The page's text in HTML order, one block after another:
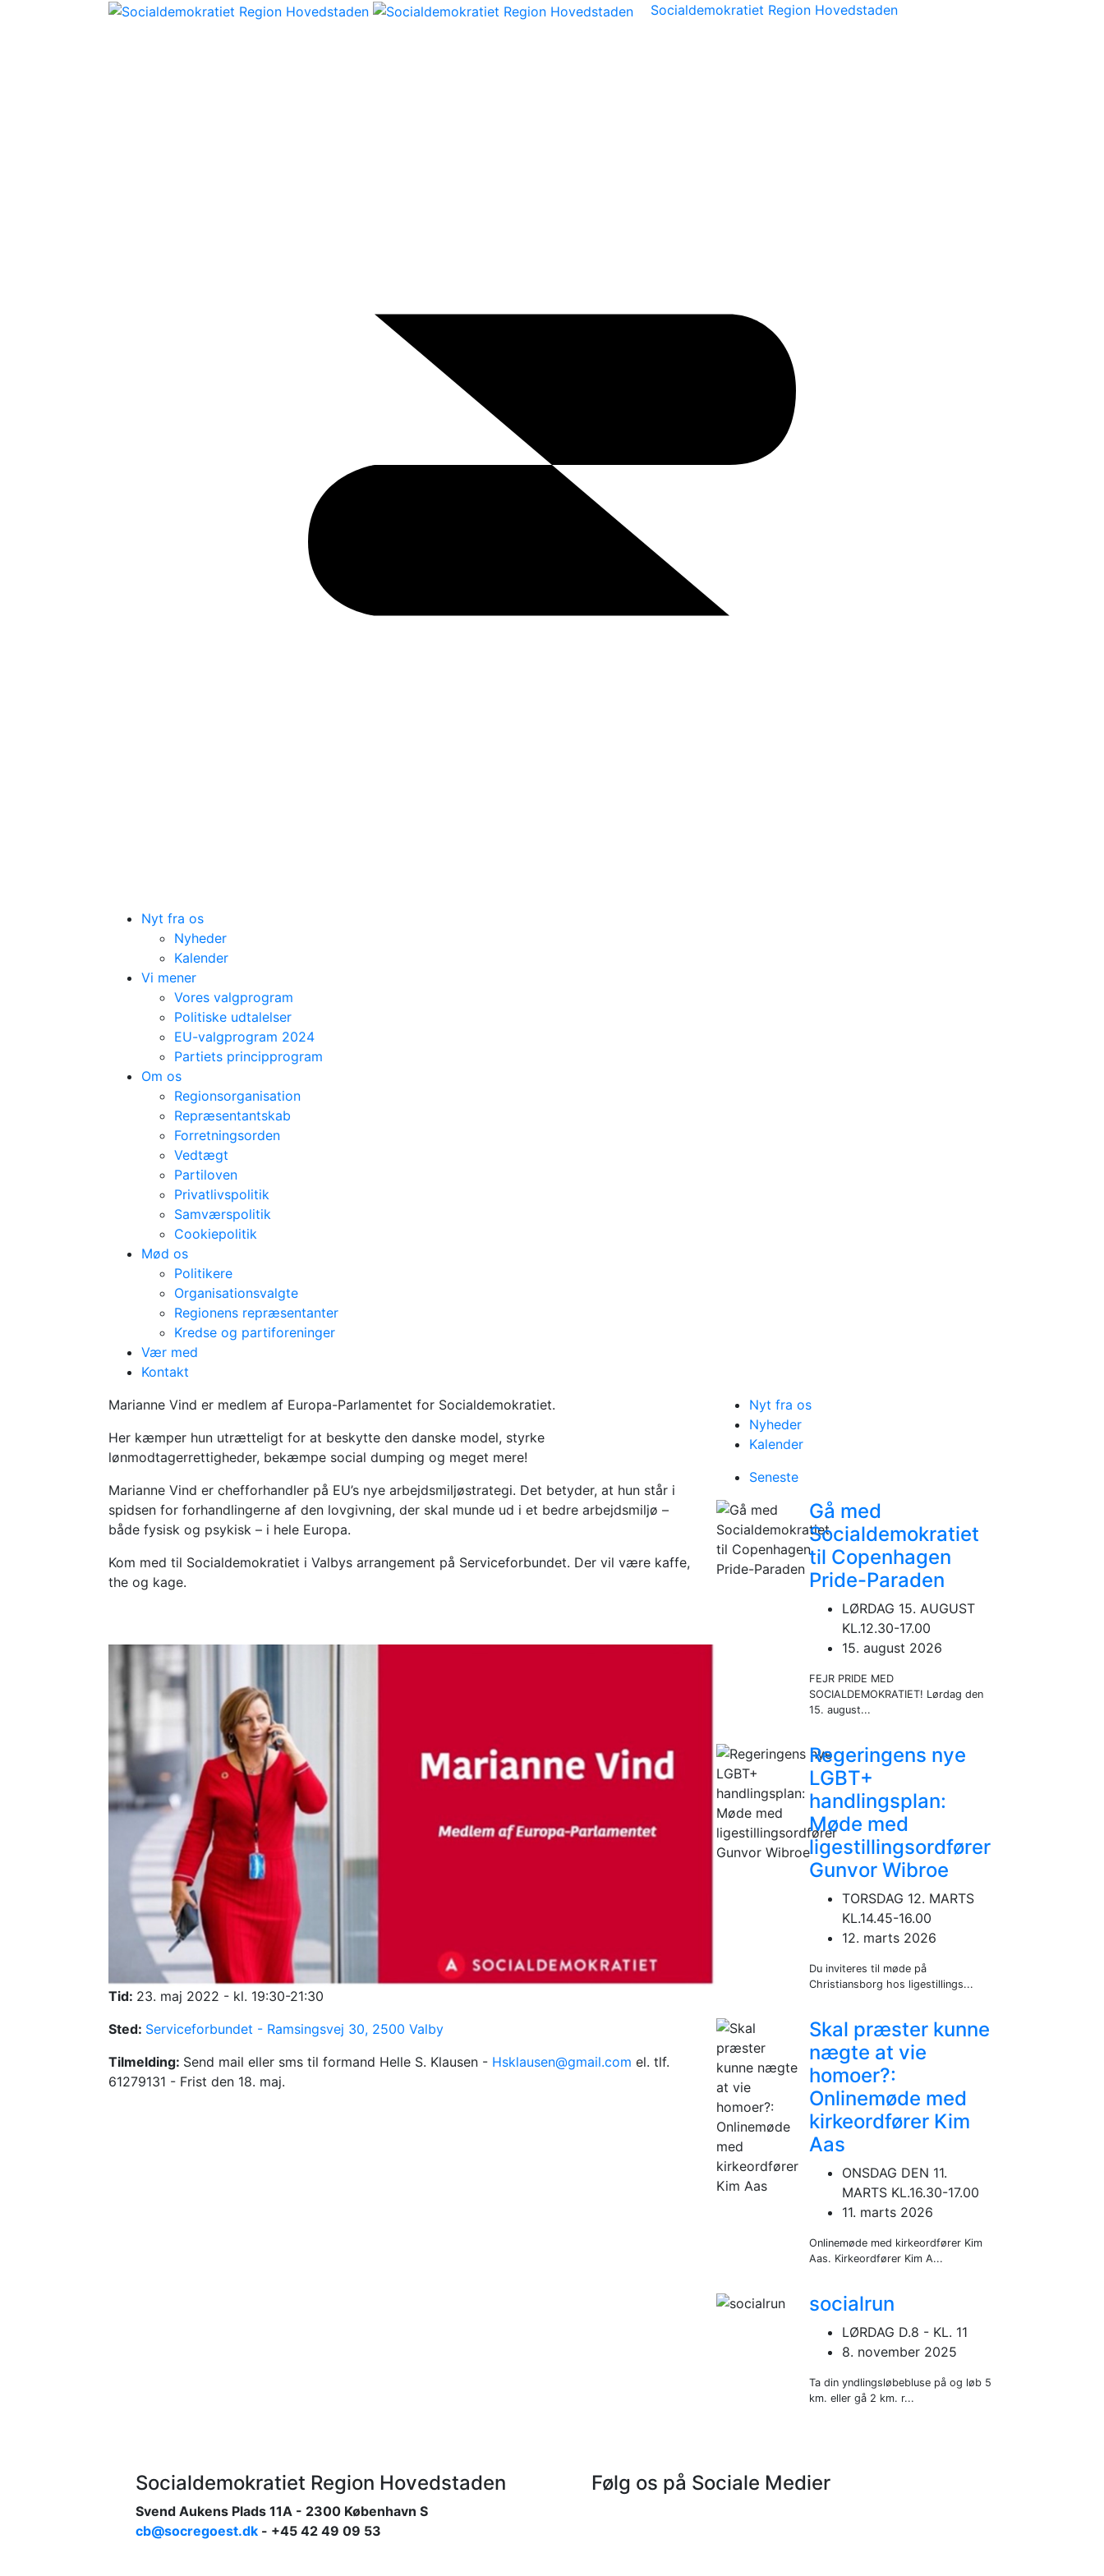
Socialdemokratiet Region Hovedstaden
Nyt fra os
Nyheder
Kalender
Vi mener
Vores valgprogram
Politiske udtalelser
EU-valgprogram 2024
Partiets principprogram
Om os
Regionsorganisation
Repræsentantskab
Forretningsorden
Vedtægt
Partiloven
Privatlivspolitik
Samværspolitik
Cookiepolitik
Mød os
Politikere
Organisationsvalgte
Regionens repræsentanter
Kredse og partiforeninger
Vær med
Kontakt
Marianne Vind besøger Valby
Marianne Vind er medlem af Europa-Parlamentet for Socialdemokratiet.
Her kæmper hun utrætteligt for at beskytte den danske model, styrke
lønmodtagerrettigheder, bekæmpe social dumping og meget mere!
Marianne Vind er chefforhandler på EU’s nye arbejdsmiljøstrategi. Det betyder, at hun står i
spidsen for forhandlingerne af den lovgivning, der skal munde ud i et bedre arbejdsmiljø –
både fysisk og psykisk – i hele Europa.
Kom med til Socialdemokratiet i Valbys arrangement på Serviceforbundet. Der vil være kaffe,
the og kage.
Tid: 23. maj 2022 - kl. 19:30-21:30
Sted: Serviceforbundet - Ramsingsvej 30, 2500 Valby
Tilmelding: Send mail eller sms til formand Helle S. Klausen - Hsklausen@gmail.com el. tlf.
61279131 - Frist den 18. maj.
Nyt fra os
Nyheder
Kalender
Seneste
Gå med
Socialdemokratiet
til Copenhagen
Pride-Paraden
LØRDAG 15. AUGUST
KL.12.30-17.00
15. august 2026
FEJR PRIDE MED
SOCIALDEMOKRATIET! Lørdag den
15. august...
Regeringens nye
LGBT+
handlingsplan:
Møde med
ligestillingsordfører
Gunvor Wibroe
TORSDAG 12. MARTS
KL.14.45-16.00
12. marts 2026
Du inviteres til møde på
Christiansborg hos ligestillings...
Skal præster kunne
nægte at vie
homoer?:
Onlinemøde med
kirkeordfører Kim
Aas
ONSDAG DEN 11.
MARTS KL.16.30-17.00
11. marts 2026
Onlinemøde med kirkeordfører Kim
Aas. Kirkeordfører Kim A...
socialrun
LØRDAG D.8 - KL. 11
8. november 2025
Ta din yndlingsløbebluse på og løb 5
km. eller gå 2 km. r...
Socialdemokratiet Region Hovedstaden
Svend Aukens Plads 11A - 2300 København S
cb@socregoest.dk - +45 42 49 09 53
Følg os på Sociale Medier